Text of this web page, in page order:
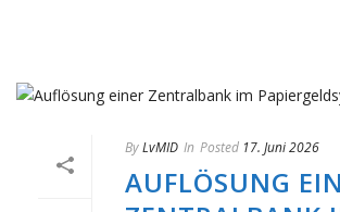
ByLvMID In Posted 17. Juni 2026
AUFLÖSUNG